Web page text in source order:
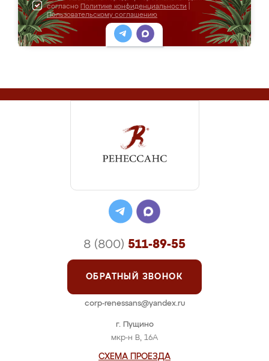
согласно Политике конфиденциальности
Пользовательскому соглашению
г. Пущино
мкр-н В, 16А
СХЕМА ПРОЕЗДА
8 (800) 511-89-55
ОБРАТНЫЙ ЗВОНОК
corp-renessans@yandex.ru